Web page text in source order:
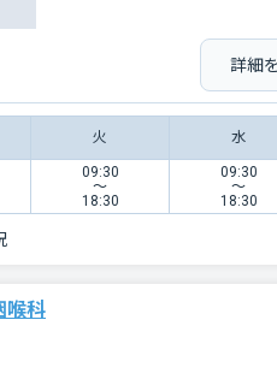
詳細
火 水
09:30
〜
18:30
09:30
〜
18:30
喉科